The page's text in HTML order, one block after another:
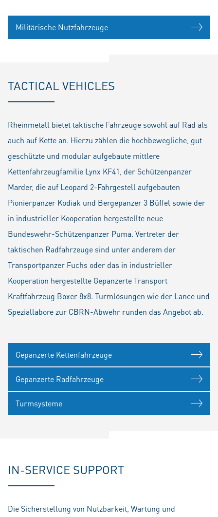
Militärische Nutzfahrzeuge
TACTICAL VEHICLES
Rheinmetall bietet taktische Fahrzeuge sowohl auf Rad als
auch auf Kette an. Hierzu zählen die hochbewegliche, gut
geschützte und modular aufgebaute mittlere
Kettenfahrzeugfamilie Lynx KF41, der Schützenpanzer
Marder, die auf Leopard 2-Fahrgestell aufgebauten
Pionierpanzer Kodiak und Bergepanzer 3 Büffel sowie der
in industrieller Kooperation hergestellte neue
Bundeswehr-Schützenpanzer Puma. Vertreter der
taktischen Radfahrzeuge sind unter anderem der
Transportpanzer Fuchs oder das in industrieller
Kooperation hergestellte Gepanzerte Transport
Kraftfahrzeug Boxer 8x8. Turmlösungen wie der Lance und
Speziallabore zur CBRN-Abwehr runden das Angebot ab.
Gepanzerte Kettenfahrzeuge
Gepanzerte Radfahrzeuge
Turmsysteme
IN-SERVICE SUPPORT
Die Sicherstellung von Nutzbarkeit, Wartung und